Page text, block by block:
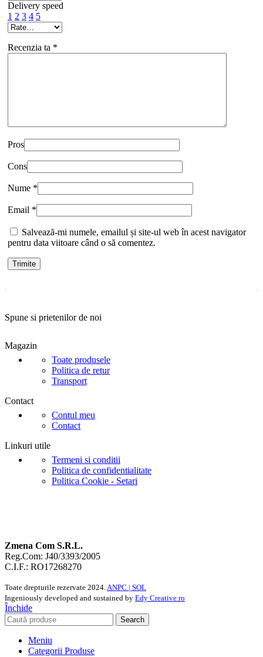
Delivery speed
1 2 3 4 5
Recenzia ta *
Pros
Cons
Nume *
Email *
Salvează-mi numele, emailul și site-ul web în acest navigator
pentru data viitoare când o să comentez.
Spune si prietenilor de noi
Magazin
Toate produsele
Politica de retur
Transport
Contact
Contul meu
Contact
Linkuri utile
Termeni si conditii
Politica de confidentialitate
Politica Cookie - Setari
Zmena Com S.R.L.
Reg.Com: J40/3393/2005
C.I.F.: RO17268270
Toate drepturile rezervate 2024.ANPC | SOL
Ingeniously developed and sustained by Edy Creative.ro
Închide
Search
Meniu
Categorii Produse